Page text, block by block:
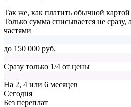
Так же, как платить обычной картой
Только сумма списывается не
частями
до 150 000 руб.
Сразу только 1/4 от цены
На 2, 4 или 6 месяцев
Cегодня
Без переплат